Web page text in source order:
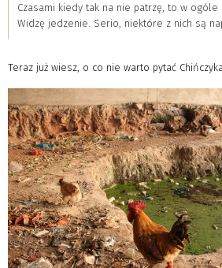
Czasami kiedy tak na nie patrzę, to w ogóle
Widzę jedzenie. Serio, niektóre z nich są
Teraz już wiesz, o co nie warto pytać